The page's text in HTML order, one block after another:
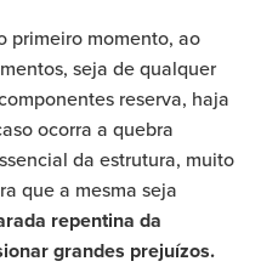
primeiro momento, ao
seja de qualquer
reserva, haja
ocorra a quebra
da estrutura, muito
que a mesma seja
repentina da
grandes prejuízos.